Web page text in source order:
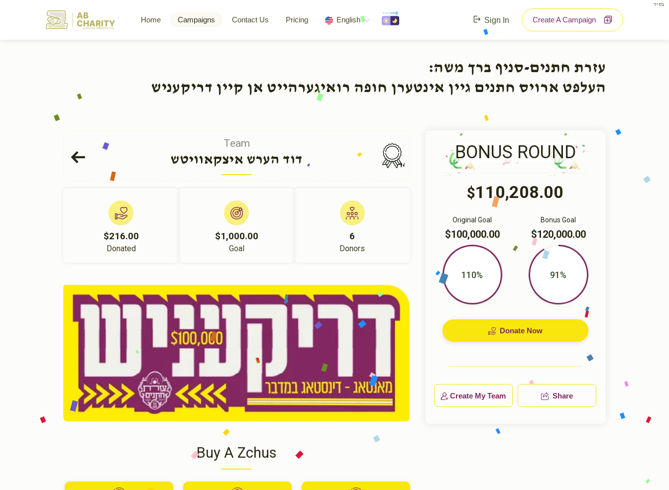
בס"ד
AB
CHARITY
powerd by ahblicklive.com
Home Campaigns Contact Us Pricing English Sign In Create A Campaign
עזרת חתנים-סניף ברך משה:
העלפט ארויס חתנים גיין אינטערן חופה רואיגערהייט אן קיין דריקעניש
Team
דוד הערש איצקאוויטש 141
$216.00
Donated
$1,000.00
Goal
6
Donors
Buy A Zchus
BONUS ROUND
$110,208.00
Bonus Goal
$120,000.00
91%
Original Goal
$100,000.00
110%
Donate Now
Create My Team Share